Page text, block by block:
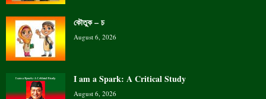
কৌতুক – চ
August 6, 2026
I am a Spark: A Critical Study
August 6, 2026